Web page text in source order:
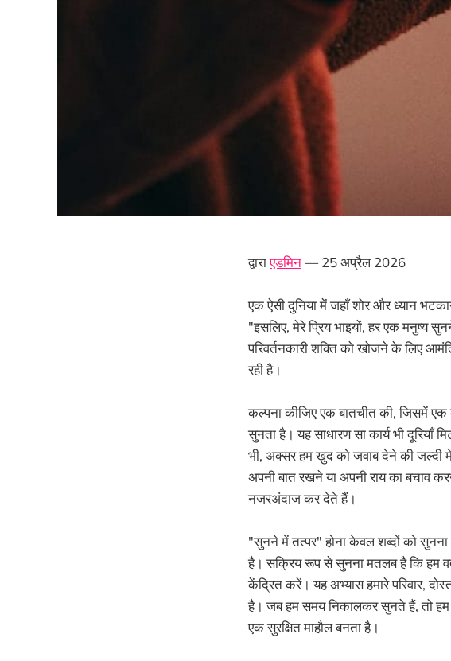
द्वाराएडमिन— 25 अप्रैल 2026
एक ऐसी दुनिया में जहाँ शोर और ध्यान
"इसलिए, मेरे प्रिय भाइयों, हर एक मनुष्य
परिवर्तनकारी शक्ति को खोजने के लिए
रही है।
कल्पना कीजिए एक बातचीत की, जिसमें एक
सुनता है। यह साधारण सा कार्य भी
भी, अक्सर हम खुद को जवाब देने की जल्दी
अपनी बात रखने या अपनी राय का बचाव
नजरअंदाज कर देते हैं।
"सुनने में तत्पर" होना केवल शब्दों को
है। सक्रिय रूप से सुनना मतलब है कि हम
केंद्रित करें। यह अभ्यास हमारे परिवार,
है। जब हम समय निकालकर सुनते हैं, तो हम
एक सुरक्षित माहौल बनता है।